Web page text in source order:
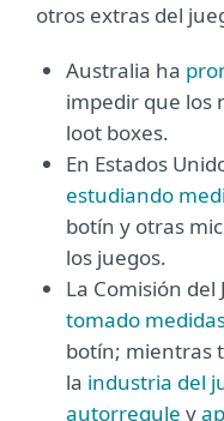
otros extras del
Australia ha
impedir que los
loot boxes.
En Estados
estudiando
botín y otras
los juegos.
La Comisión del
tomado
botín; mientras
la industria del
autorregule y